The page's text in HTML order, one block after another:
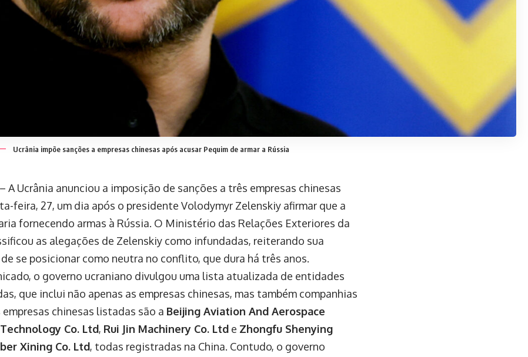
Ucrânia impõe sanções a empresas chinesas após acusar Pequim de armar a Rússia
A Ucrânia anunciou a imposição de sanções a três empresas chinesas
feira, 27, um dia após o presidente Volodymyr Zelenskiy afirmar que a
fornecendo armas à Rússia. O Ministério das Relações Exteriores da
as alegações de Zelenskiy como infundadas, reiterando sua
se posicionar como neutra no conflito, que dura há três anos.
o governo ucraniano divulgou uma lista atualizada de entidades
que inclui não apenas as empresas chinesas, mas também companhias
empresas chinesas listadas são a Beijing Aviation And Aerospace
Co. Ltd, Rui Jin Machinery Co. Ltd e Zhongfu Shenying
Xining Co. Ltd, todas registradas na China. Contudo, o governo